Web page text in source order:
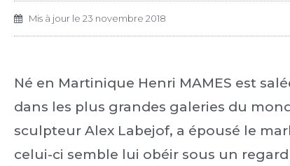
Mis à jour le 23 novembre 2018
Né en Martinique Henri MAMES est
dans les plus grandes galeries du
sculpteur Alex Labejof, a épousé le
celui-ci semble lui obéir sous un